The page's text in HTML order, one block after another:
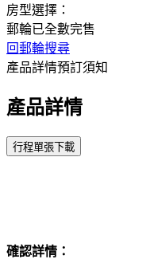
房型選擇：
郵輪已全數完售
回郵輪搜尋
產品詳情預訂須知
產品詳情
確認詳情：